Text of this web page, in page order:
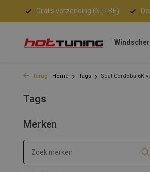
Gratis verzending (NL - BE)
Terug Home Tags Seat Cordoba 6K
Tags
Merken